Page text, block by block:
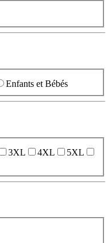
Enfants et Bébés
3XL 4XL
5XL